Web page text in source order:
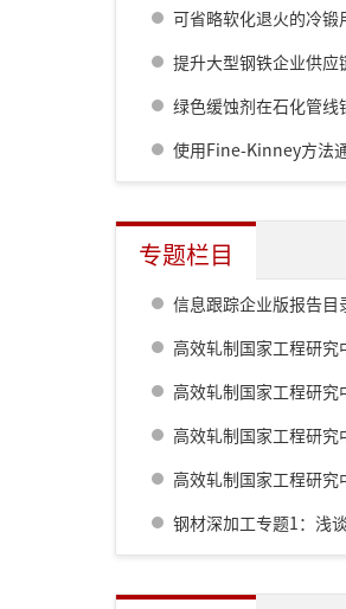
可省略软化退火的冷锻
提升大型钢铁企业供应链韧性的物流运营
绿色缓蚀剂在石化管线钢腐蚀控制中的
使用Fine-Kinney方法通过机器人降
专题栏目
信息跟踪企业版报告目
高效轧制国家工程研究中心成立二十周年系列技术报道:棒线材生
高效轧制国家工程研究中心成立二十周年系列技术报道:高精
高效轧制国家工程研究中心成立二十周年系列技术报道:板形综合控
高效轧制国家工程研究中心成立二十周年系列技术报道:
钢材深加工专题1：浅谈我国钢铁工业对